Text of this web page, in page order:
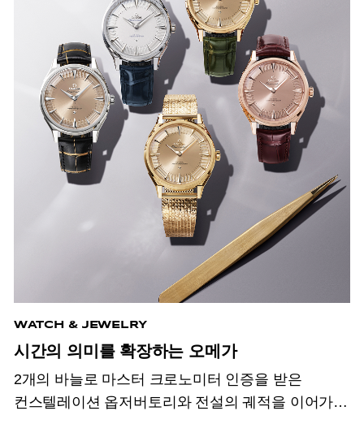
WATCH & JEWELRY
시간의 의미를 확장하는 오메가
2개의 바늘로 마스터 크로노미터 인증을 받은
컨스텔레이션 옵저버토리와 전설의 궤적을 이어가는